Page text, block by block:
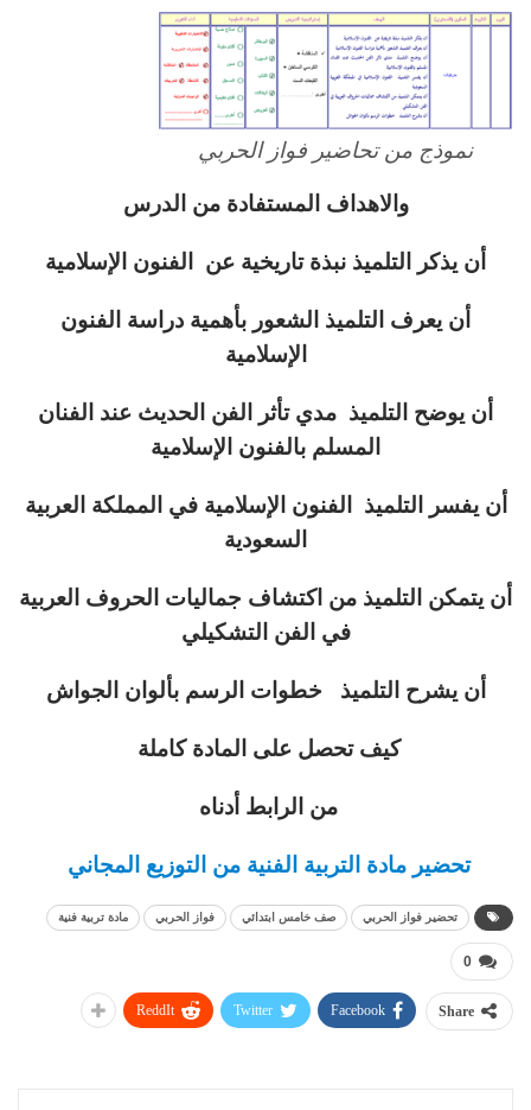
نموذج من تحاضير فواز الحربي
والاهداف المستفادة من الدرس
أن يذكر التلميذ نبذة تاريخية عن الفنون الإسلامية
أن يعرف التلميذ الشعور بأهمية دراسة الفنون
الإسلامية
أن يوضح التلميذ مدي تأثر الفن الحديث عند الفنان
المسلم بالفنون الإسلامية
أن يفسر التلميذ الفنون الإسلامية في المملكة العربية
السعودية
أن يتمكن التلميذ من اكتشاف جماليات الحروف العربية
في الفن التشكيلي
أن يشرح التلميذ خطوات الرسم بألوان الجواش
كيف تحصل على المادة كاملة
من الرابط أدناه
تحضير مادة التربية الفنية من التوزيع المجاني
تحضير فواز الحربي صف خامس ابتدائي فواز الحربي مادة تربية فنية
0
Share
Facebook
Twitter
ReddIt